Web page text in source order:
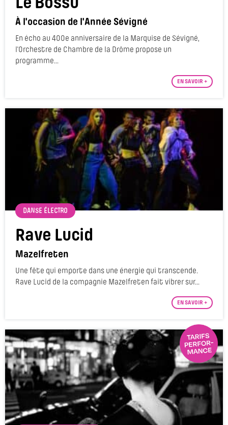
Le Bossu
À l'occasion de l'Année Sévigné
En écho au 400e anniversaire de la Marquise de Sévigné,
l'Orchestre de Chambre de la Drôme propose un
programme...
EN SAVOIR +
DANSE ÉLECTRO
Rave Lucid
Mazelfreten
Une fête qui emporte dans une énergie qui transcende.
Rave Lucid de la compagnie Mazelfreten fait vibrer sur...
EN SAVOIR +